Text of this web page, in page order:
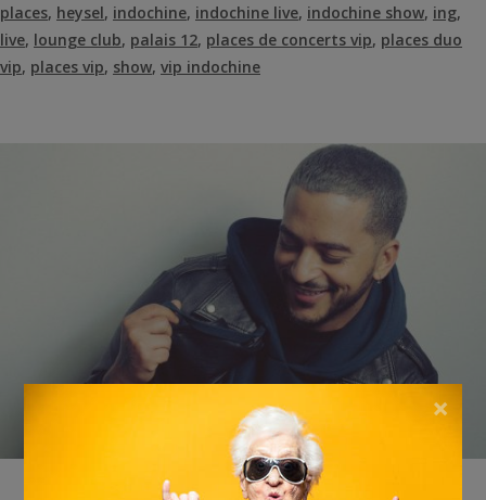
places, heysel, indochine, indochine live, indochine show, ing,
live, lounge club, palais 12, places de concerts vip, places duo
vip, places vip, show, vip indochine
×